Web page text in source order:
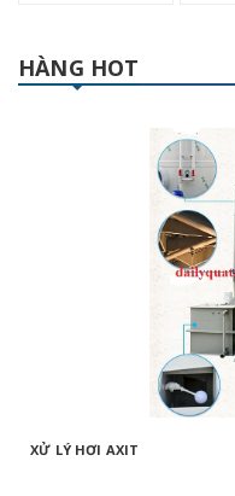
HÀNG HOT
XỬ LÝ HƠI AXIT